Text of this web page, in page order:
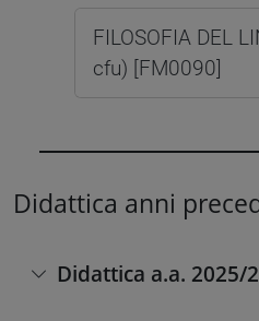
FILOSOFIA DEL
cfu) [FM0090]
Didattica anni
Didattica a.a. 2025/